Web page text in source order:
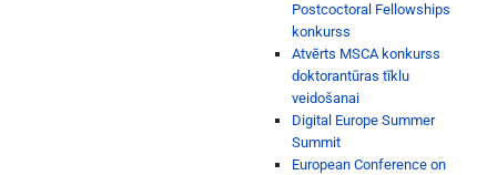
Postcoctoral Fellowships
konkurss
Atvērts MSCA konkurss
doktorantūras tīklu
veidošanai
Digital Europe Summer
Summit
European Conference on